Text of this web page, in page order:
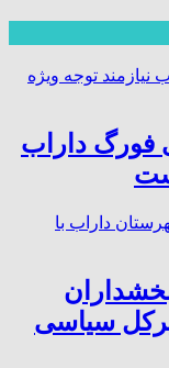
فورگ داراب
سیاسی